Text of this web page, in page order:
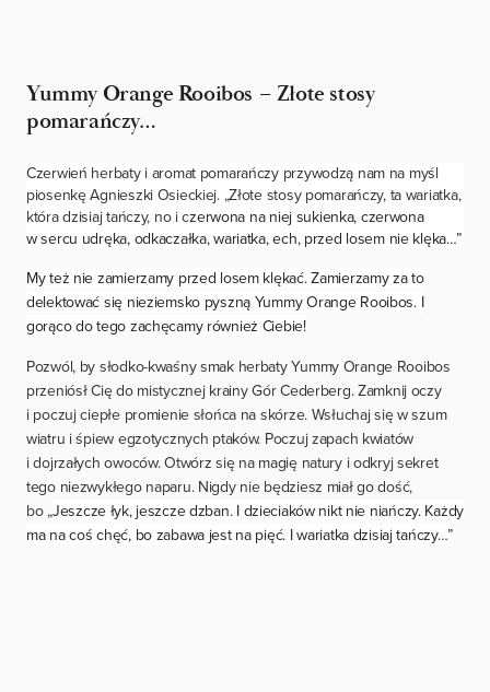
Yummy Orange Rooibos – Złote stosy
pomarańczy…
Czerwień herbaty i aromat pomarańczy przywodzą nam na myśl
piosenkę Agnieszki Osieckiej. „Złote stosy pomarańczy, ta wariatka,
która dzisiaj tańczy, no i czerwona na niej sukienka, czerwona
w sercu udręka, odkaczałka, wariatka, ech, przed losem nie klęka…”
My też nie zamierzamy przed losem klękać. Zamierzamy za to
delektować się nieziemsko pyszną Yummy Orange Rooibos. I
gorąco do tego zachęcamy również Ciebie!
Pozwól, by słodko-kwaśny smak herbaty Yummy Orange Rooibos
przeniósł Cię do mistycznej krainy Gór Cederberg. Zamknij oczy
i poczuj ciepłe promienie słońca na skórze. Wsłuchaj się w szum
wiatru i śpiew egzotycznych ptaków. Poczuj zapach kwiatów
i dojrzałych owoców. Otwórz się na magię natury i odkryj sekret
tego niezwykłego naparu. Nigdy nie będziesz miał go dość,
bo „Jeszcze łyk, jeszcze dzban. I dzieciaków nikt nie niańczy. Każdy
ma na coś chęć, bo zabawa jest na pięć. I wariatka dzisiaj tańczy…”